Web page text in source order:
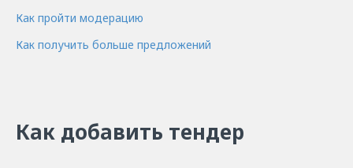
Как пройти модерацию
Как получить больше предложений
Как добавить тендер